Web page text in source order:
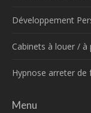
Développement
Cabinets à louer / à
Hypnose arreter de
Menu